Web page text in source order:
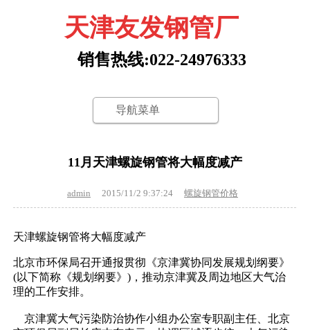
天津友发钢管厂
销售热线:022-24976333
导航菜单
11月天津螺旋钢管将大幅度减产
admin 2015/11/2 9:37:24 螺旋钢管价格
天津螺旋钢管将大幅度减产
北京市环保局召开通报贯彻《京津冀协同发展规划纲要》
(以下简称《规划纲要》)，推动京津冀及周边地区大气治
理的工作安排。
京津冀大气污染防治协作小组办公室专职副主任、北京